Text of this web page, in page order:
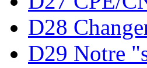
D28
D29 Notre